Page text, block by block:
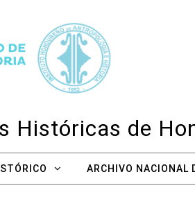
Históricas de
ARCHIVO NACIONAL